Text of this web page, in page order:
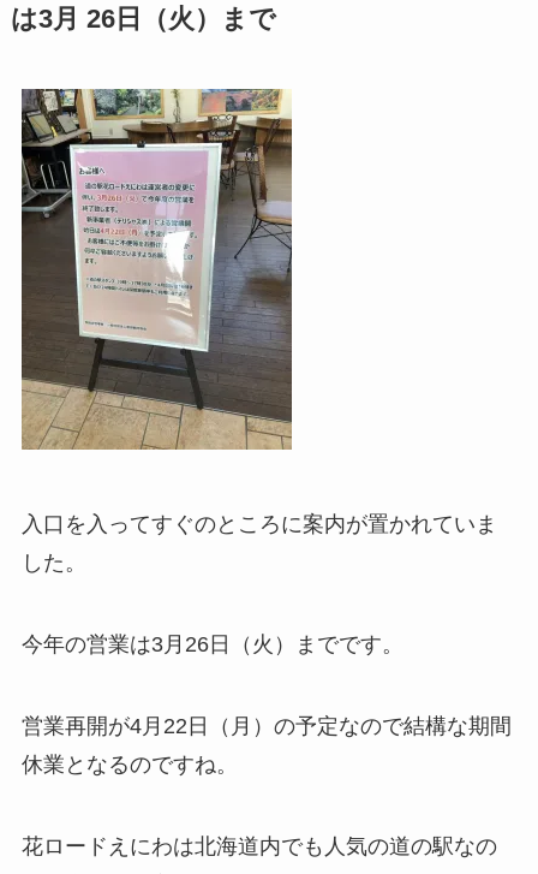
は3月 26日（火）まで
入口を入ってすぐのところに案内が置かれていま
した。
今年の営業は3月26日（火）までです。
営業再開が4月22日（月）の予定なので結構な期間
休業となるのですね。
花ロードえにわは北海道内でも人気の道の駅なの